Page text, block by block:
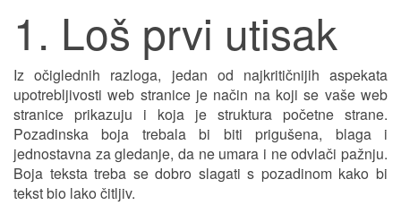
1. Loš prvi utisak
Iz očiglednih razloga, jedan od najkritičnijih aspekata
upotrebljivosti web stranice je način na koji se vaše web
stranice prikazuju i koja je struktura početne strane.
Pozadinska boja trebala bi biti prigušena, blaga i
jednostavna za gledanje, da ne umara i ne odvlači pažnju.
Boja teksta treba se dobro slagati s pozadinom kako bi
tekst bio lako čitljiv.